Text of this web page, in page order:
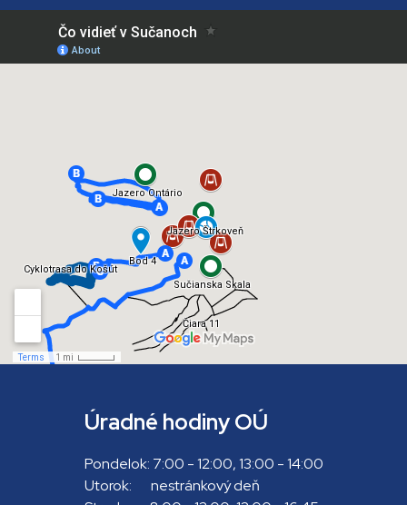
Úradné hodiny OÚ
Pondelok: 7:00 - 12:00, 13:00 - 14:00
Utorok: nestránkový deň